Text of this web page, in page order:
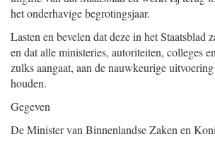
het onderhavige begrotingsjaar.
Lasten en bevelen dat deze in het Staatsblad
en dat alle ministeries, autoriteiten, colleges
zulks aangaat, aan de nauwkeurige
houden.
Gegeven
De Minister van Binnenlandse Zaken en